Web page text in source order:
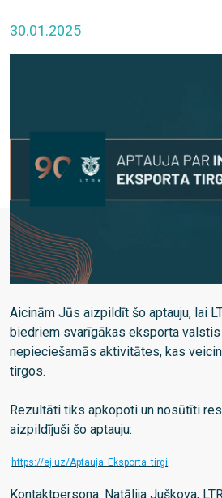
30.01.2025
Aicinām Jūs aizpildīt šo aptauju, lai
biedriem svarīgākas eksporta
nepieciešamās aktivitātes, kas
tirgos.
Rezultāti tiks apkopoti un nosūtīti
aizpildījuši šo aptauju:
https://ej.uz/Aptauja_Eksporta_tirgi
Kontaktpersona: Natālija Juškova,